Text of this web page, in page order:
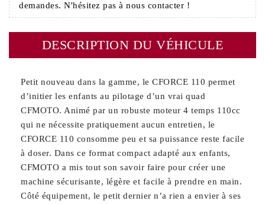
demandes. N'hésitez pas à nous contacter !
DESCRIPTION DU VÉHICULE
Petit nouveau dans la gamme, le CFORCE 110 permet
d’initier les enfants au pilotage d’un vrai quad
CFMOTO. Animé par un robuste moteur 4 temps 110cc
qui ne nécessite pratiquement aucun entretien, le
CFORCE 110 consomme peu et sa puissance reste facile
à doser. Dans ce format compact adapté aux enfants,
CFMOTO a mis tout son savoir faire pour créer une
machine sécurisante, légère et facile à prendre en main.
Côté équipement, le petit dernier n’a rien a envier à ses